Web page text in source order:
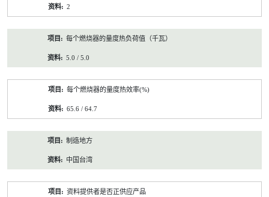
2
每个燃烧器的量度热负荷值（千瓦）
5.0 / 5.0
每个燃烧器的量度热效率(%)
65.6 / 64.7
制造地方
中国台湾
资料提供者是否正供应产品